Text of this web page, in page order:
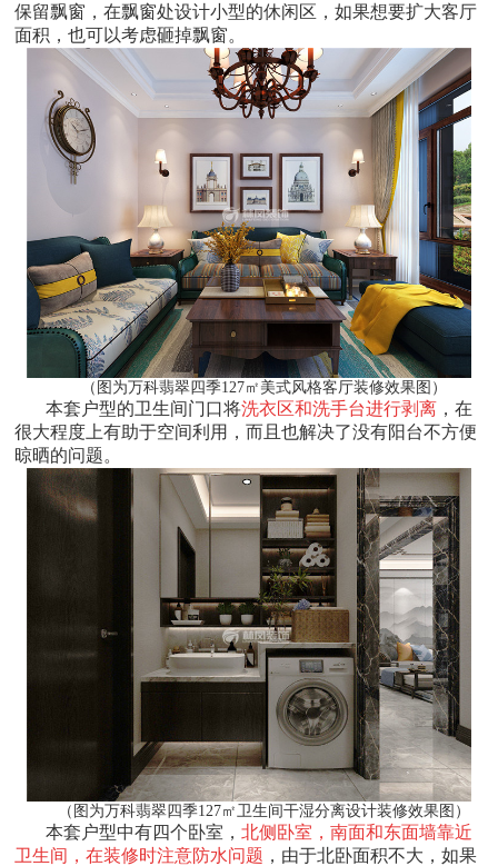
保留飘窗，在飘窗处设计小型的休闲区，如果想要扩大客厅
面积，也可以考虑砸掉飘窗。
（图为万科翡翠四季127㎡美式风格客厅装修效果图）
本套户型的卫生间门口将洗衣区和洗手台进行剥离 ，在
很大程度上有助于空间利用，而且也解决了没有阳台不方便
晾晒的问题。
（图为万科翡翠四季127㎡卫生间干湿分离设计装修效果图）
本套户型中有四个卧室，北侧卧室，南面和东面墙靠近
卫生间，在装修时注意防水问题 ，由于北卧面积不大，如果